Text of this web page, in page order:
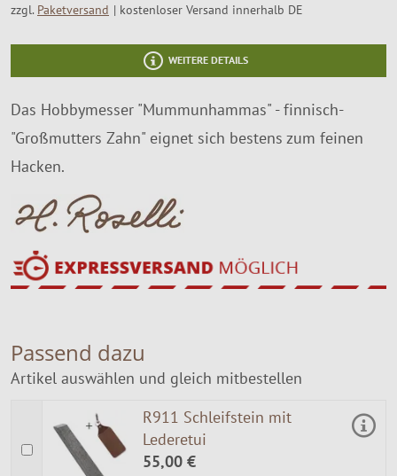
zzgl. Paketversand kostenloser Versand innerhalb DE
WEITERE DETAILS
Das Hobbymesser "Mummunhammas" - finnisch-
"Großmutters Zahn" eignet sich bestens zum feinen
Hacken.
Passend dazu
Artikel auswählen und gleich mitbestellen
R911 Schleifstein mit
Lederetui
55,00 €